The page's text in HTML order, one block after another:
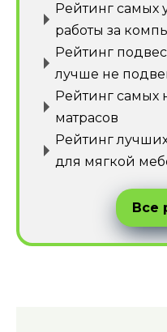
Рейтинг самых
работы за
Рейтинг
лучше не
Рейтинг самых
матрасов
Рейтинг
для мягкой
Все